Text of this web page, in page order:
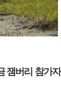
잼버리 참가자